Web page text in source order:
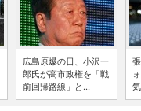
広島原爆の日、小沢一
郎氏が高市政権を「戦
前回帰路線」と...